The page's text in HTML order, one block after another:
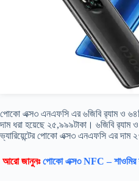
পোকো এক্স৩ এনএফসি এর ৬জিবি র‍্যাম ও
দাম ধরা হয়েছে ২৫,৯৯৯টাকা। ৬জিবি র‍্যাম ও
ভ্যারিয়েন্টের পোকো এক্স৩ এনএফসি এর দাম
আরো জানুনঃ পোকো এক্স৩ NFC – শাওমির